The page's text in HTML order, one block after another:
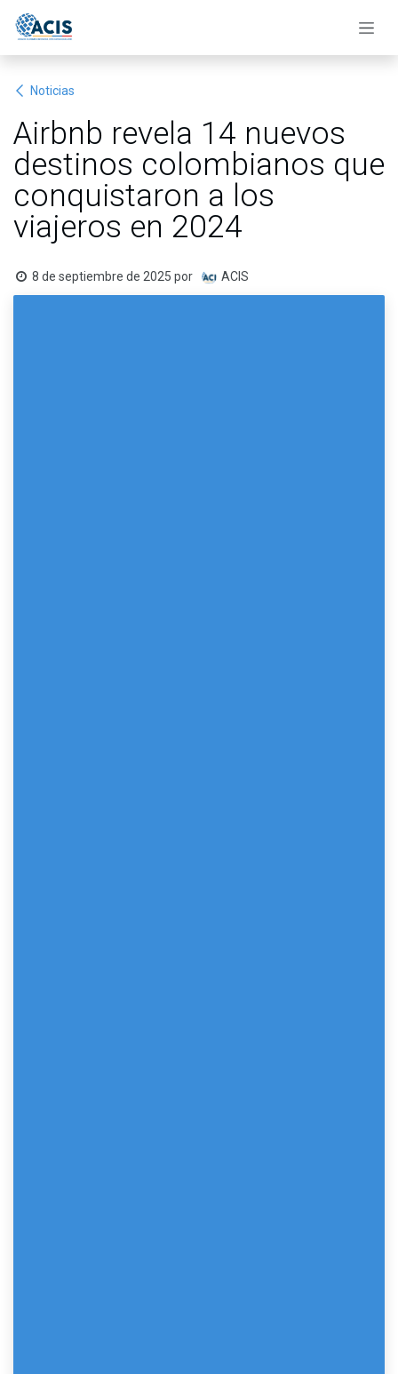
Noticias
Airbnb revela 14 nuevos
destinos colombianos que
conquistaron a los
viajeros en 2024
8 de septiembre de 2025 por ACIS